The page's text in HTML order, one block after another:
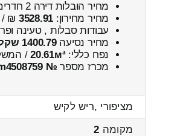
מחיר הובלות דירה 2 חדרים מאלעזר ← לציפורי
מחיר מחירון: 3528.91
₪ /
עבודות סבלות , טעינה
מחיר נסיעה1400.79 שקל
נפח כללי:20.61м³
/
מכרז מספר № m4508759
מציפורי ,ריש לקיש
מקומה 2